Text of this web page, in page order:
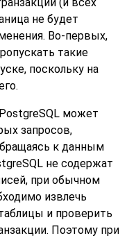
(и всех
не будет
Во-первых,
такие
поскольку на
PostgreSQL может
запросов,
к данным
не содержат
при обычном
извлечь
и проверить
Поэтому при